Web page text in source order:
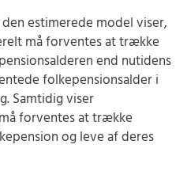
estimerede model viser,
må forventes at trække
end nutidens
folkepensionsalder i
Samtidig viser
forventes at trække
og leve af deres